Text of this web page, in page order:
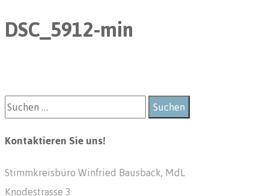
DSC_5912-min
Kontaktieren Sie uns!
Stimmkreisbüro Winfried Bausback, MdL
Knodestrasse 3